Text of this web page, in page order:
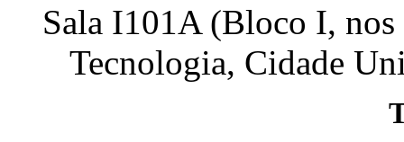
Sala I101A (Bloco I,
Tecnologia, Cidade